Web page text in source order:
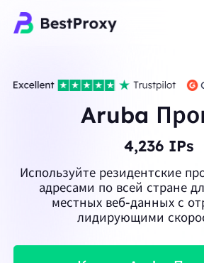
Aruba
4,236IPs
Используйте резидентские
адресами по всей стране
местных веб-данных с
лидирующими